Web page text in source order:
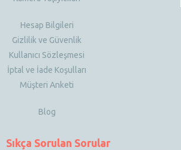
Hesap Bilgileri
Gizlilik ve Güvenlik
Kullanıcı Sözleşmesi
İptal ve İade Koşulları
Müşteri Anketi
Blog
Sıkça Sorulan Sorular